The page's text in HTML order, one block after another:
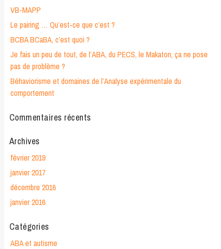
VB-MAPP
Le pairing … Qu’est-ce que c’est ?
BCBA BCaBA, c’est quoi ?
Je fais un peu de tout, de l’ABA, du PECS, le Makaton, ça ne pose
pas de problème ?
Béhaviorisme et domaines de l’Analyse expérimentale du
comportement
Commentaires récents
Archives
février 2019
janvier 2017
décembre 2016
janvier 2016
Catégories
ABA et autisme